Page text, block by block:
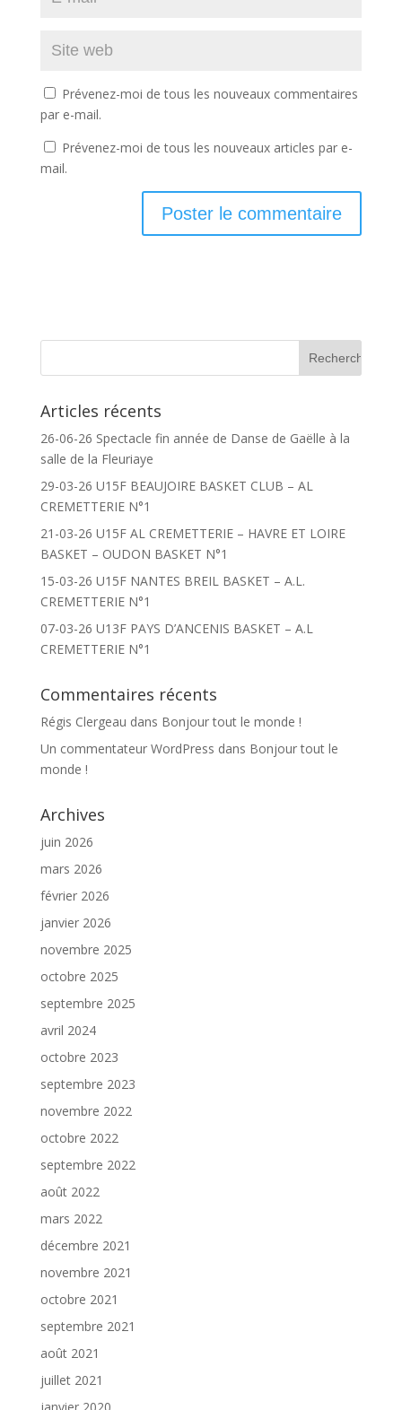
Prévenez-moi de tous les nouveaux commentaires
par e-mail.
Prévenez-moi de tous les nouveaux articles par e-
mail.
Articles récents
26-06-26 Spectacle fin année de Danse de Gaëlle à la
salle de la Fleuriaye
29-03-26 U15F BEAUJOIRE BASKET CLUB – AL
CREMETTERIE N°1
21-03-26 U15F AL CREMETTERIE – HAVRE ET LOIRE
BASKET – OUDON BASKET N°1
15-03-26 U15F NANTES BREIL BASKET – A.L.
CREMETTERIE N°1
07-03-26 U13F PAYS D’ANCENIS BASKET – A.L
CREMETTERIE N°1
Commentaires récents
Régis Clergeau dans Bonjour tout le monde !
Un commentateur WordPress dans Bonjour tout le
monde !
Archives
juin 2026
mars 2026
février 2026
janvier 2026
novembre 2025
octobre 2025
septembre 2025
avril 2024
octobre 2023
septembre 2023
novembre 2022
octobre 2022
septembre 2022
août 2022
mars 2022
décembre 2021
novembre 2021
octobre 2021
septembre 2021
août 2021
juillet 2021